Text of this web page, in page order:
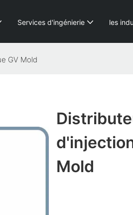
Services d'ingénierie les
GV Mold
Mold